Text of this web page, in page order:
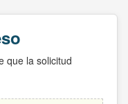
que la solicitud